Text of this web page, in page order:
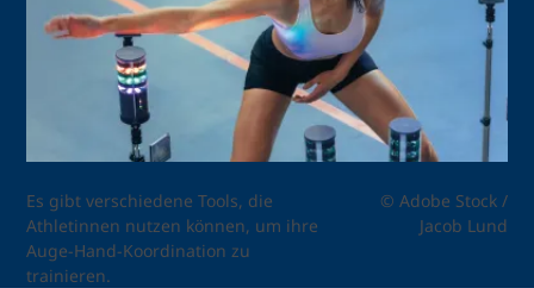
Es gibt verschiedene Tools, die
Athletinnen nutzen können, um ihre
Auge-Hand-Koordination zu
trainieren.
© Adobe Stock /
Jacob Lund